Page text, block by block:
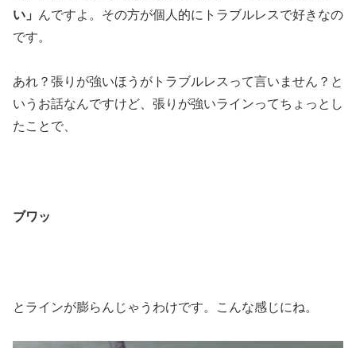
い」
んですよ。その方が個人的にトラブルレスで好きなの
です。
あれ？張りが強いほうがトラブルレスって言いません？と
いうお話なんですけど、張りが強いラインってちょっとし
たことで、
ブワッ
とラインが膨らんじゃうわけです。こんな感じにね。